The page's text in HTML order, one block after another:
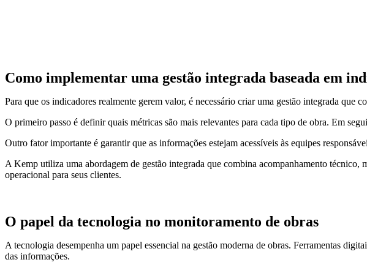
Como implementar uma gestão integrada baseada em
Para que os indicadores realmente gerem valor, é necessário criar uma gestão integrada que
O primeiro passo é definir quais métricas são mais relevantes para cada tipo de obra. Em
Outro fator importante é garantir que as informações estejam acessíveis às equipes
A Kemp utiliza uma abordagem de gestão integrada que combina acompanhamento
operacional para seus clientes.
O papel da tecnologia no monitoramento de obras
A tecnologia desempenha um papel essencial na gestão moderna de obras. Ferramentas
das informações.